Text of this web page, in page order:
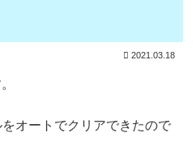
2021.03.18
オートでクリアできたので